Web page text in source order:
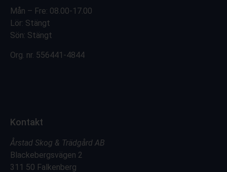
Mån – Fre: 08.00-17.00
Lör: Stängt
Sön: Stängt
Org. nr. 556441-4844
Kontakt
Årstad Skog & Trädgård AB
Blackebergsvägen 2
311 50 Falkenberg